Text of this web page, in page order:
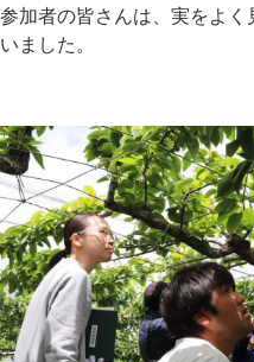
参加者の皆さんは、実をよ
いました。